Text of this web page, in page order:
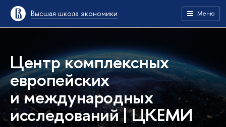
Высшая школа экономики Меню
Центр комплексных
европейских
и международных
исследований | ЦКЕМИ